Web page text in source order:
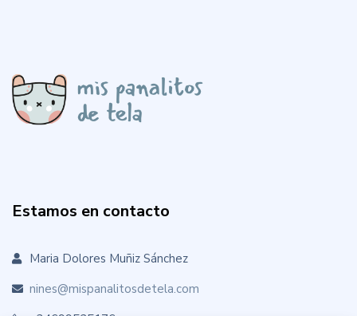
Estamos en contacto
Maria Dolores Muñiz Sánchez
nines@mispanalitosdetela.com